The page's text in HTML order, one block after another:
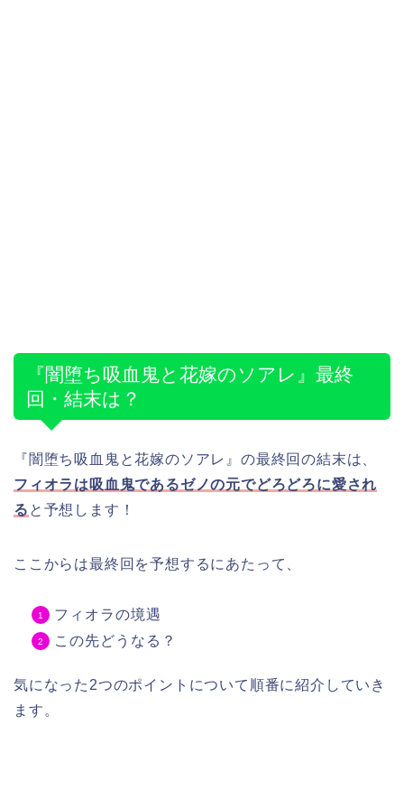
『闇堕ち吸血鬼と花嫁のソアレ』最終
回・結末は？
『闇堕ち吸血鬼と花嫁のソアレ』の最終回の結末は、
フィオラは吸血鬼であるゼノの元でどろどろに愛され
る と予想します！
ここからは最終回を予想するにあたって、
フィオラの境遇
この先どうなる？
気になった2つのポイントについて順番に紹介していき
ます。